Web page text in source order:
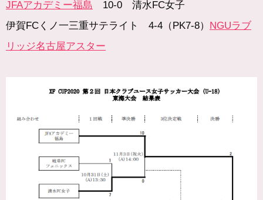
JFAアカデミー福島 10-0 清水FC女子
伊賀FCくノ一三重サテライト 4-4（PK7-8） NGUラブ
リッジ名古屋アスター